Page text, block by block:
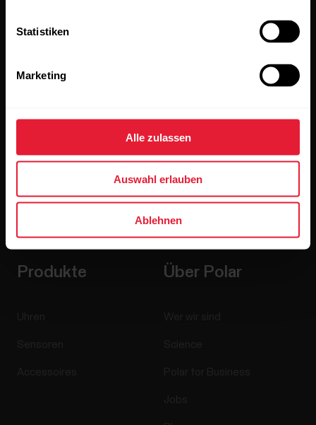
Statistiken
Marketing
Alle zulassen
Auswahl erlauben
Ablehnen
alle Updates direkt in deinen Posteingang zu erhalten.
Wenn du auf „Abonnieren“ klickst, erklärst du dich damit
Datenschutzhinweis gelesen hast.
Produkte Über Polar